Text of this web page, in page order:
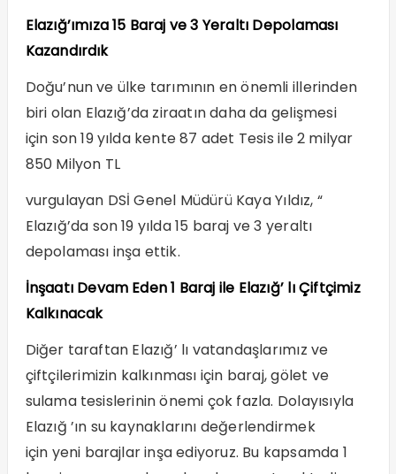
Elazığ’ımıza 15 Baraj ve 3 Yeraltı Depolaması
Kazandırdık
Doğu’nun ve ülke tarımının en önemli illerinden
biri olan Elazığ’da ziraatın daha da gelişmesi
için son 19 yılda kente 87 adet Tesis ile 2 milyar
850 Milyon TL
vurgulayan DSİ Genel Müdürü Kaya Yıldız, “
Elazığ’da son 19 yılda 15 baraj ve 3 yeraltı
depolaması inşa ettik.
İnşaatı Devam Eden 1 Baraj ile Elazığ’ lı Çiftçimiz
Kalkınacak
Diğer taraftan Elazığ’ lı vatandaşlarımız ve
çiftçilerimizin kalkınması için baraj, gölet ve
sulama tesislerinin önemi çok fazla. Dolayısıyla
Elazığ ’ın su kaynaklarını değerlendirmek
için yeni barajlar inşa ediyoruz. Bu kapsamda 1